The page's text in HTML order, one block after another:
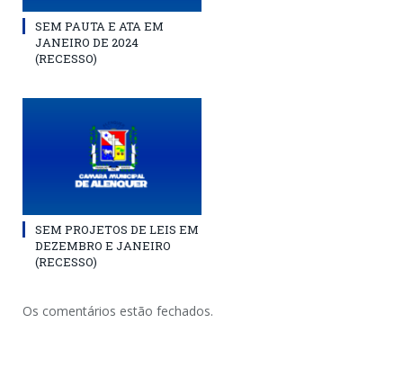
SEM PAUTA E ATA EM
JANEIRO DE 2024
(RECESSO)
SEM PROJETOS DE LEIS EM
DEZEMBRO E JANEIRO
(RECESSO)
Os comentários estão fechados.